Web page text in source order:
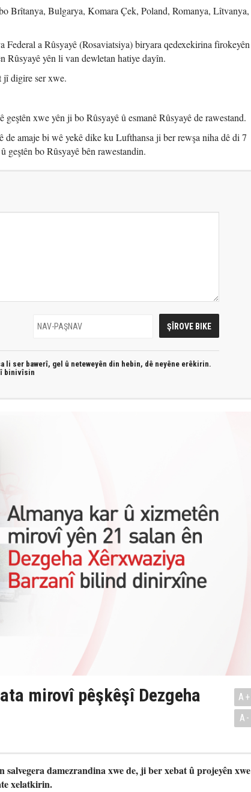
Brîtanya, Bulgarya, Komara Çek, Poland, Romanya, Lîtvanya,
a Rûsyayê (Rosaviatsiya) biryara qedexekirina firokeyên
Rûsyayê yên li van dewletan hatiye dayîn.
jî digire ser xwe.
xwe yên ji bo Rûsyayê û esmanê Rûsyayê de rawestand.
de amaje bi wê yekê dike ku Lufthansa ji ber rewşa niha dê di 7
geştên bo Rûsyayê bên rawestandin.
li ser bawerî, gel û neteweyên din hebin, dê neyêne erêkirin.
binivîsin
mirovî pêşkêşî Dezgeha
A+
A-
damezrandina xwe de, ji ber xebat û projeyên xwe
xelatkirin.